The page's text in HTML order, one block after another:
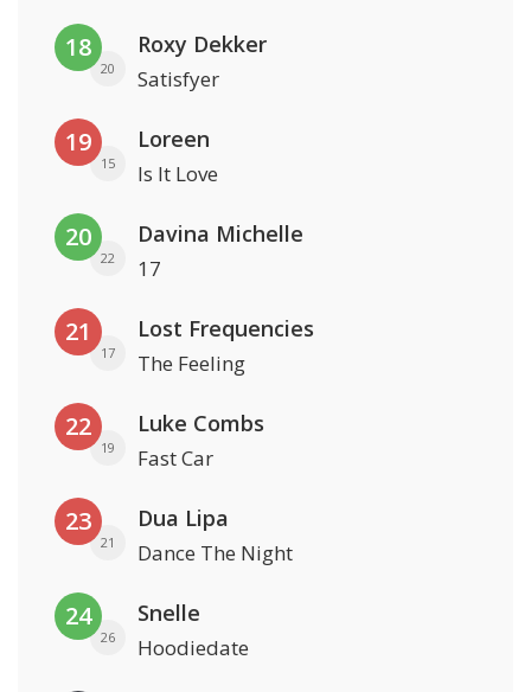
18
20
Roxy Dekker
Satisfyer
19
15
Loreen
Is It Love
20
22
Davina Michelle
17
21
17
Lost Frequencies
The Feeling
22
19
Luke Combs
Fast Car
23
21
Dua Lipa
Dance The Night
24
26
Snelle
Hoodiedate